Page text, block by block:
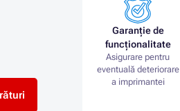
Garanție de
funcționalitate
Asigurare pentru
eventuală deteriorare
a imprimantei